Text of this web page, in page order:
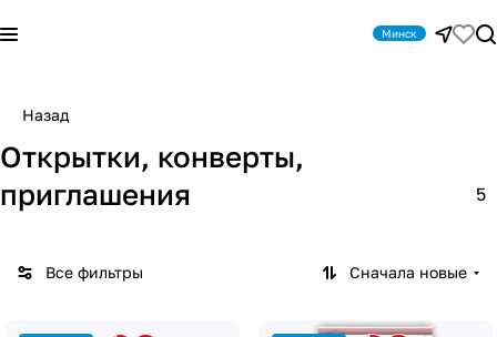
Минск
Назад
Открытки, конверты,
приглашения
5
Все фильтры Сначала новые